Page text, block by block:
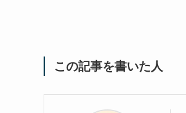
この記事を書いた人